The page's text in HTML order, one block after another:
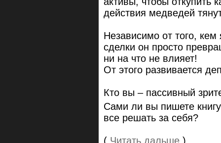
действия медведей
Независимо от того,
сделки он просто
ни на что не влияет!
От этого развивается
Кто вы – пассивный
Сами ли вы пишете
все решать за себя?
( Читать дальше )